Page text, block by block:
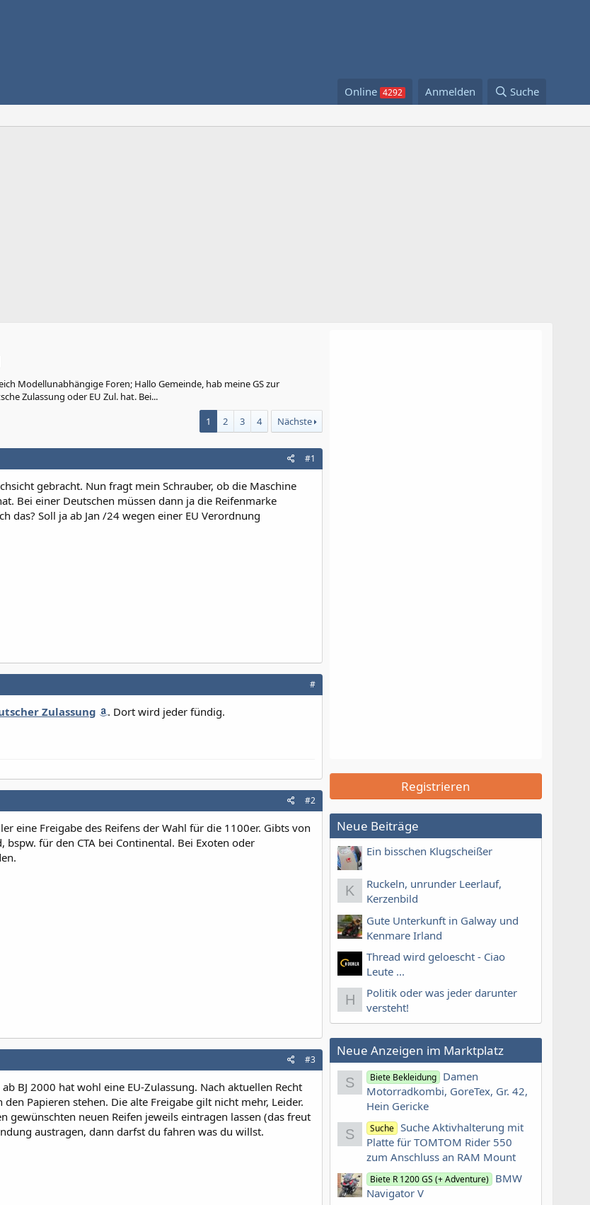
Online Anmelden Suche
Modellunabhängige Foren; Hallo Gemeinde, hab meine GS zur
Zulassung oder EU Zul. hat. Bei...
1 2 3 4 Nächste
#1
gebracht. Nun fragt mein Schrauber, ob die Maschine
Bei einer Deutschen müssen dann ja die Reifenmarke
das? Soll ja ab Jan /24 wegen einer EU Verordnung
#
Zulassung . Dort wird jeder fündig.
#2
eine Freigabe des Reifens der Wahl für die 1100er. Gibts von
für den CTA bei Continental. Bei Exoten oder
#3
BJ 2000 hat wohl eine EU-Zulassung. Nach aktuellen Recht
Papieren stehen. Die alte Freigabe gilt nicht mehr, Leider.
gewünschten neuen Reifen jeweils eintragen lassen (das freut
austragen, dann darfst du fahren was du willst.
Registrieren
Neue Beiträge
Ein bisschen Klugscheißer
K
Ruckeln, unrunder Leerlauf,
Kerzenbild
Gute Unterkunft in Galway und
Kenmare Irland
Thread wird geloescht - Ciao
Leute ...
H
Politik oder was jeder darunter
versteht!
Neue Anzeigen im Marktplatz
S Biete Bekleidung Damen
Motorradkombi, GoreTex, Gr. 42,
Hein Gericke
S Suche Suche Aktivhalterung mit
Platte für TOMTOM Rider 550
zum Anschluss an RAM Mount
Biete R 1200 GS (+ Adventure) BMW
Navigator V